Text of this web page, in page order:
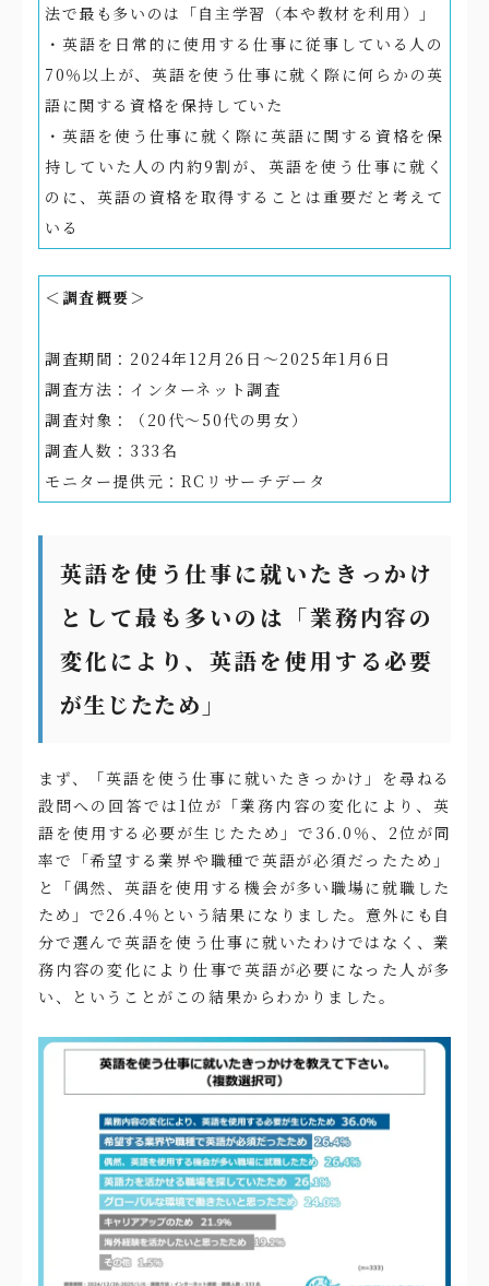
法で最も多いのは「自主学習（本や教材を利用）」
・英語を日常的に使用する仕事に従事している人の
70％以上が、英語を使う仕事に就く際に何らかの英
語に関する資格を保持していた
・英語を使う仕事に就く際に英語に関する資格を保
持していた人の内約9割が、英語を使う仕事に就く
のに、英語の資格を取得することは重要だと考えて
いる
＜調査概要＞
調査期間：2024年12月26日～2025年1月6日
調査方法：インターネット調査
調査対象：（20代～50代の男女）
調査人数：333名
モニター提供元：RCリサーチデータ
英語を使う仕事に就いたきっかけ
として最も多いのは「業務内容の
変化により、英語を使用する必要
が生じたため」
まず、「英語を使う仕事に就いたきっかけ」を尋ねる
設問への回答では1位が「業務内容の変化により、英
語を使用する必要が生じたため」で36.0％、2位が同
率で「希望する業界や職種で英語が必須だったため」
と「偶然、英語を使用する機会が多い職場に就職した
ため」で26.4％という結果になりました。意外にも自
分で選んで英語を使う仕事に就いたわけではなく、業
務内容の変化により仕事で英語が必要になった人が多
い、ということがこの結果からわかりました。